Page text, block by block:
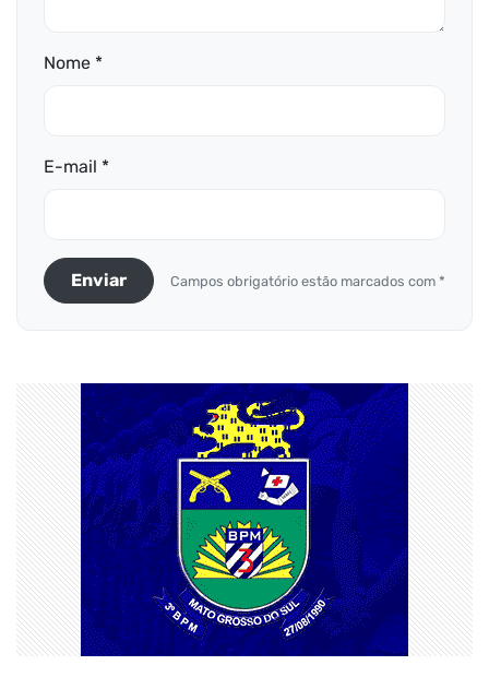
Nome *
E-mail *
Enviar Campos obrigatório estão marcados com *